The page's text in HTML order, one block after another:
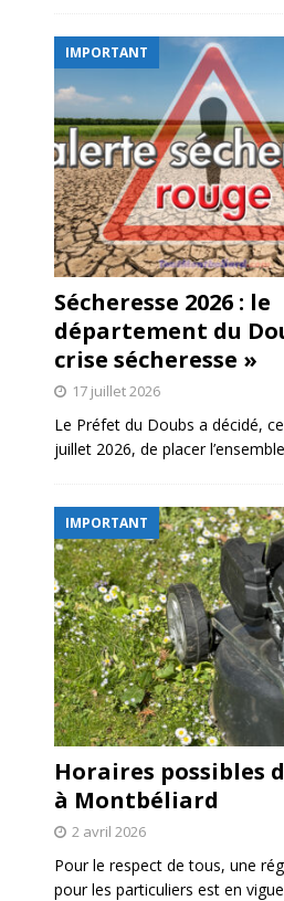
IMPORTANT
Sécheresse 2026 : le
département du
crise sécheresse »
17 juillet 2026
Le Préfet du Doubs a décidé,
juillet 2026, de placer
IMPORTANT
Horaires possibles
à Montbéliard
2 avril 2026
Pour le respect de tous, une
pour les particuliers est en